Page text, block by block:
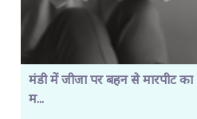
मंडी में जीजा पर बहन से मारपीट
म...